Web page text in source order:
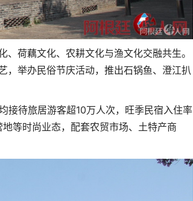
荷藕文化、农耕文化与渔文化交融共生。
，举办民俗节庆活动，推出石锅鱼、澄江扒
接待旅居游客超10万人次，旺季民宿入住率
等时尚业态，配套农贸市场、土特产商